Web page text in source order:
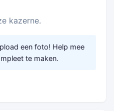
kazerne.
een foto! Help mee
te maken.